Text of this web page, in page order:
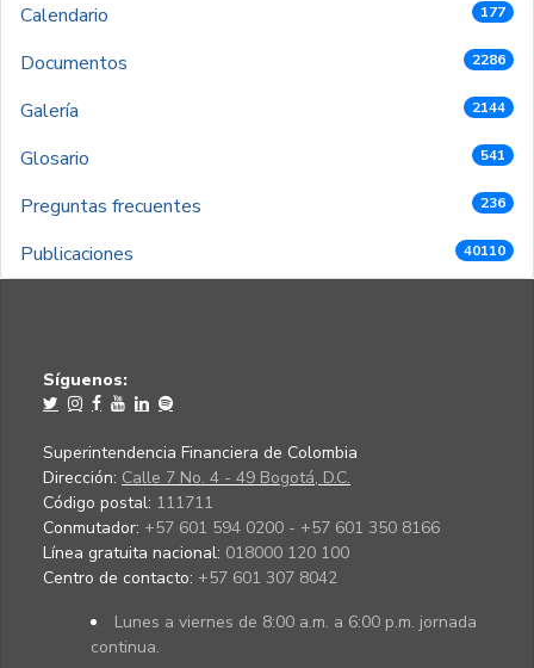
Calendario
177
Documentos 2286
Galería 2144
Glosario 541
Preguntas frecuentes 236
Publicaciones 40110
Síguenos:
Superintendencia Financiera de Colombia
Dirección: Calle 7 No. 4 - 49 Bogotá, D.C.
Código postal: 111711
Conmutador: +57 601 594 0200 - +57 601 350 8166
Línea gratuita nacional: 018000 120 100
Centro de contacto: +57 601 307 8042
Lunes a viernes de 8:00 a.m. a 6:00 p.m. jornada
continua.